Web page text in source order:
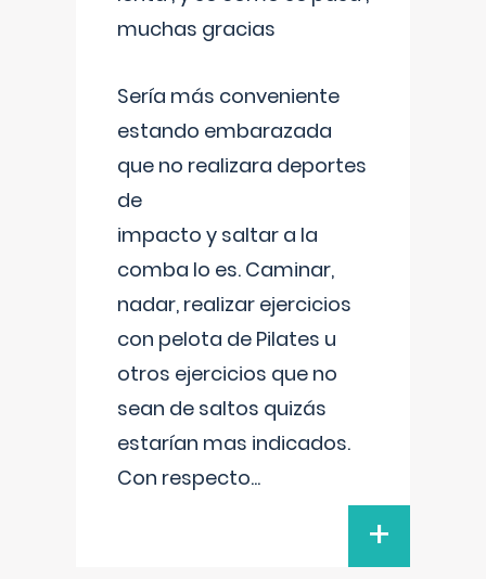
muchas gracias
Sería más conveniente
estando embarazada
que no realizara deportes
de
impacto y saltar a la
comba lo es. Caminar,
nadar, realizar ejercicios
con pelota de Pilates u
otros ejercicios que no
sean de saltos quizás
estarían mas indicados.
Con respecto...
+